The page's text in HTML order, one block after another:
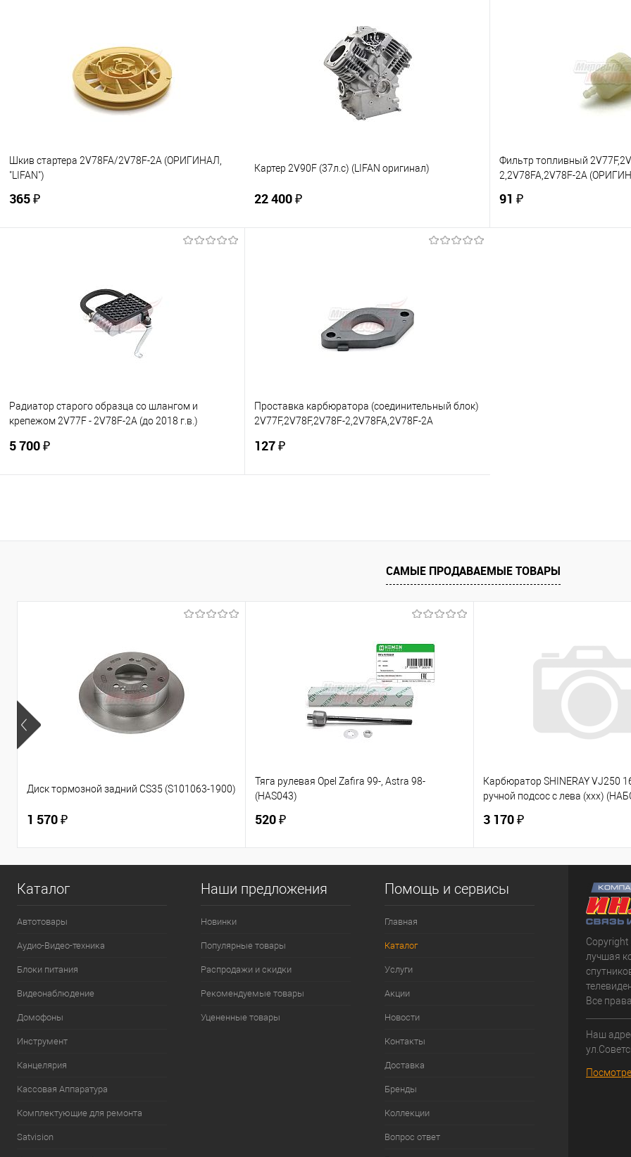
К сравнению
В избранное
В наличии
Купить в 1 клик
К сравнению
В наличии
Шкив стартера 2V78FA/2V78F-2A (ОРИГИНАЛ,
"LIFAN")
365 ₽
Купить в 1 клик
В наличии
Картер 2V90F (37л.с) (LIFAN оригинал)
22 400 ₽
В наличии
Фильтр топливный
2,2V78FA,2V78F-2A
91 ₽
Радиатор старого образца со шлангом и
крепежом 2V77F - 2V78F-2A (до 2018 г.в.)
5 700 ₽
Купить в 1 клик
К сравнению
Проставка карбюратора (соединительный блок)
2V77F,2V78F,2V78F-2,2V78FA,2V78F-2A
127 ₽
Купить в 1 клик
К сравнению
В наличии
САМЫЕ ПРОДАВАЕМЫЕ ТОВАРЫ
Диск тормозной задний CS35 (S101063-1900)
1 570 ₽
Тяга рулевая Opel Zafira 99-, Astra 98-
(HAS043)
520 ₽
Карбюратор SHINERAY VJ250
ручной подсос с лева (ххх)
3 170 ₽
Каталог
Автотовары
Аудио-Видео-техника
Блоки питания
Видеонаблюдение
Домофоны
Инструмент
Канцелярия
Кассовая Аппаратура
Комплектующие для ремонта
Satvision
Наши предложения
Новинки
Популярные товары
Распродажи и скидки
Рекомендуемые товары
Уцененные товары
Помощь и сервисы
Главная
Каталог
Услуги
Акции
Новости
Контакты
Доставка
Бренды
Коллекции
Вопрос ответ
лучшая
Все
Наш